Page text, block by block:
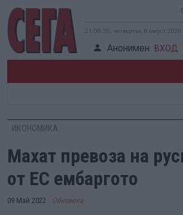
21:08:36, четвъртък, 6 август 2026
Анонимен ВХОД
ИКОНОМИКА
Махат превоза на
от ЕС ембаргото
09 Май 2022 Обновена